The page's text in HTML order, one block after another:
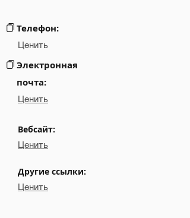
Телефон:
Ценить
Электронная
почта:
Ценить
Вебсайт:
Ценить
Другие ссылки:
Ценить